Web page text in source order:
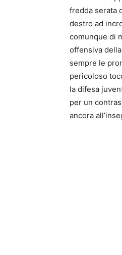
fredda serata
destro ad
comunque di
offensiva
sempre le
pericoloso
la difesa
per un
ancora